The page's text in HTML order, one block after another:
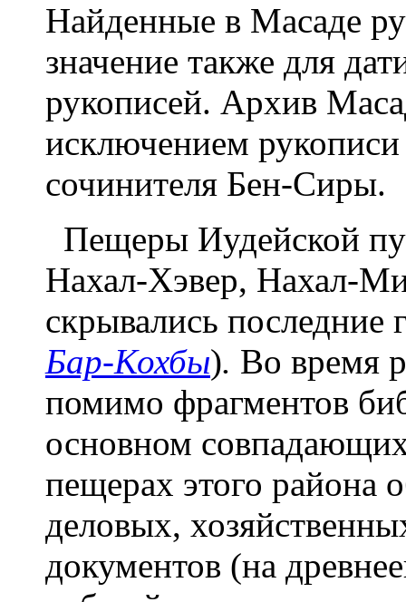
Найденные в Масаде
значение также для
рукописей. Архив
исключением
сочинителя Бен-Сиры.
Пещеры Иудейской
Нахал-Хэвер, Нахал-
скрывались последние
Бар-Кохбы). Во время
помимо фрагментов
основном
пещерах этого района
деловых,
документов (на